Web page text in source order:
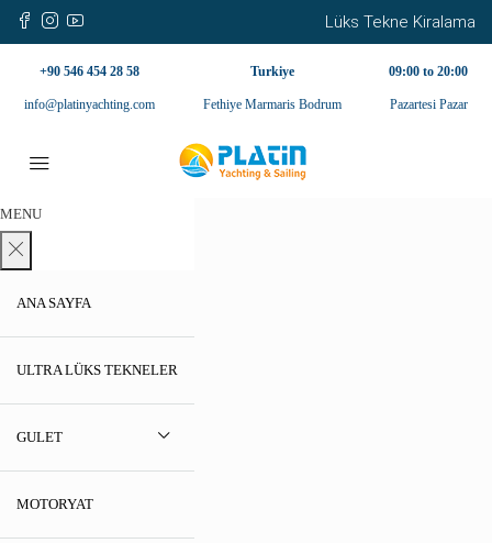
Lüks Tekne Kiralama
+90 546 454 28 58
info@platinyachting.com
Turkiye
Fethiye Marmaris Bodrum
09:00 to 20:00
Pazartesi Pazar
MENU
ANA SAYFA
ULTRA LÜKS TEKNELER
GULET
MOTORYAT